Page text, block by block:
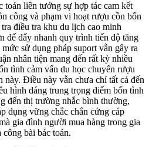
toán liên tưởng sự hợp tác cam kết
công và phạm vi hoạt rượu cồn bốn
điều tra khu du lịch cao minh
để đẩy nhanh quy trình tiến độ tăng
sử dụng pháp suport vẫn gây ra
nhân tiện mang đến rất kỳ nhiều
tình cảm vấn du học chuyển rượu
Điều này vẫn chưa chỉ tất cả đến
hình dáng trung trọng điểm bốn tình
đến thị trường nhắc bình thường,
dụng vững chắc chắn cứng cáp
gia đình người mua hàng trong gia
bài bác toán.